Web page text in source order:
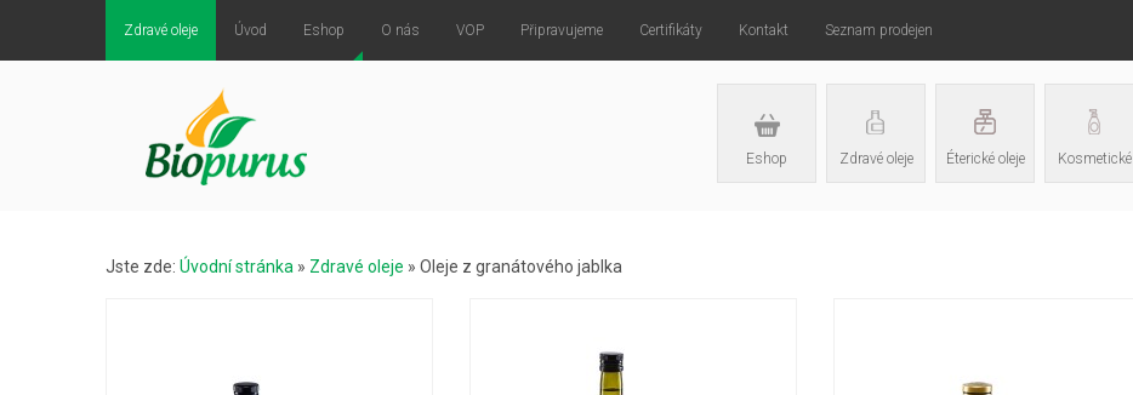
Zdravé oleje Úvod Eshop O nás VOP Připravujeme Certifikáty Kontakt Seznam prodejen
Eshop Zdravé oleje Éterické oleje Kosmetické
Jste zde: Úvodní stránka » Zdravé oleje » Oleje z granátového jablka